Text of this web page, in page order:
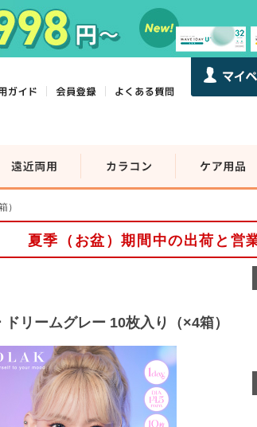
）
夏季（お盆）期間中の出荷と営
リームグレー 10枚入り（×4箱）